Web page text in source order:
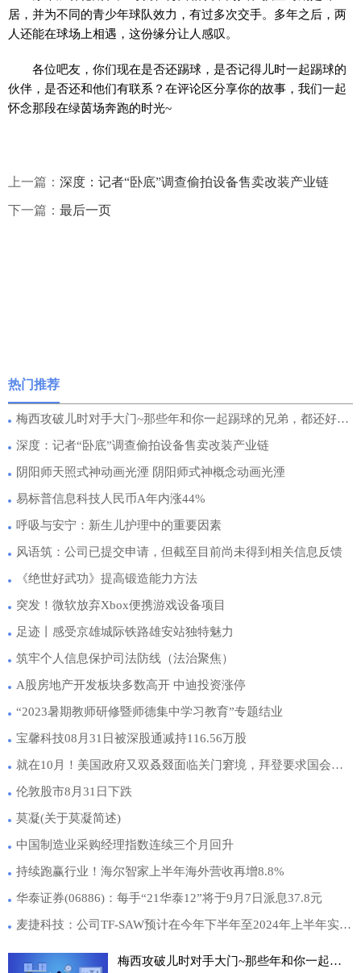
居，并为不同的青少年球队效力，有过多次交手。多年之后，两
人还能在球场上相遇，这份缘分让人感叹。
各位吧友，你们现在是否还踢球，是否记得儿时一起踢球的
伙伴，是否还和他们有联系？在评论区分享你的故事，我们一起
怀念那段在绿茵场奔跑的时光~
上一篇： 深度：记者“卧底”调查偷拍设备售卖改装产业链
下一篇： 最后一页
热门推荐
梅西攻破儿时对手大门~那些年和你一起踢球的兄弟，都还好吗？
深度：记者“卧底”调查偷拍设备售卖改装产业链
阴阳师天照式神动画光湮 阴阳师式神概念动画光湮
易标普信息科技人民币A年内涨44%
呼吸与安宁：新生儿护理中的重要因素
风语筑：公司已提交申请，但截至目前尚未得到相关信息反馈
《绝世好武功》提高锻造能力方法
突发！微软放弃Xbox便携游戏设备项目
足迹丨感受京雄城际铁路雄安站独特魅力
筑牢个人信息保护司法防线（法治聚焦）
A股房地产开发板块多数高开 中迪投资涨停
“2023暑期教师研修暨师德集中学习教育”专题结业
宝馨科技08月31日被深股通减持116.56万股
就在10月！美国政府又双叒叕面临关门窘境，拜登要求国会提供短期融资方案
伦敦股市8月31日下跌
莫凝(关于莫凝简述)
中国制造业采购经理指数连续三个月回升
持续跑赢行业！海尔智家上半年海外营收再增8.8%
华泰证券(06886)：每手“21华泰12”将于9月7日派息37.8元
麦捷科技：公司TF-SAW预计在今年下半年至2024年上半年实现导入量产
梅西攻破儿时对手大门~那些年和你一起踢球的兄弟，都还好吗？